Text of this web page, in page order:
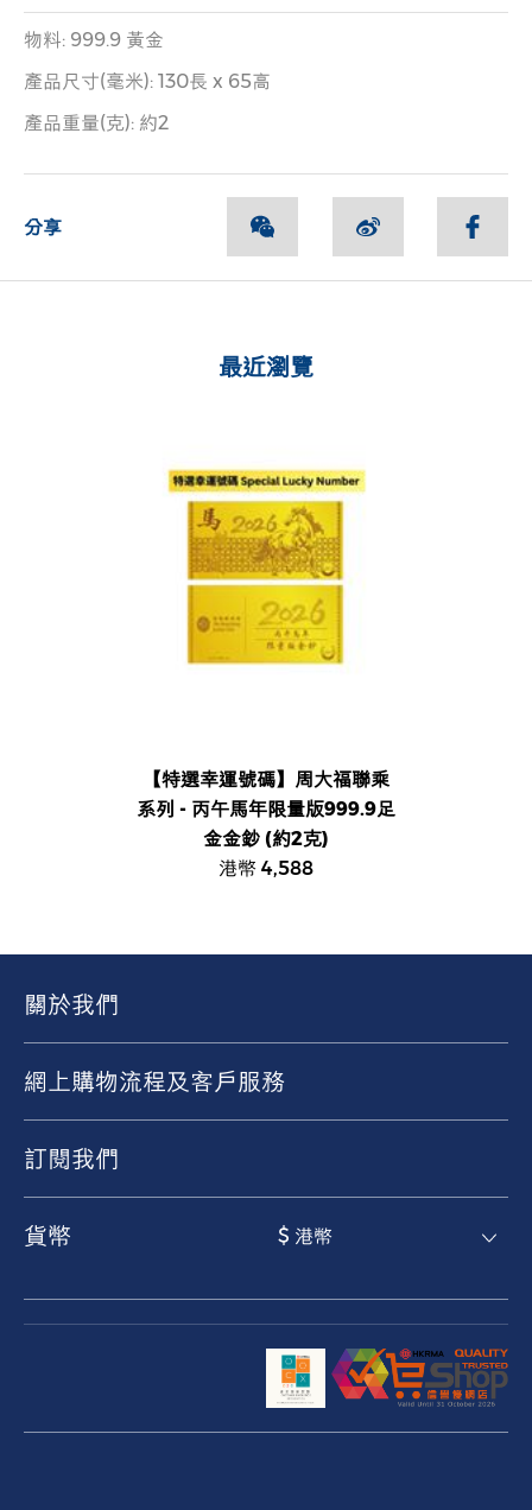
物料: 999.9 黃金
產品尺寸(毫米): 130長 x 65高
產品重量(克): 約2
分享
最近瀏覽
【特選幸運號碼】周大福聯乘
系列 - 丙午馬年限量版999.9足
金金鈔 (約2克)
港幣 4,588
關於我們
網上購物流程及客戶服務
訂閱我們
貨幣 $ 港幣